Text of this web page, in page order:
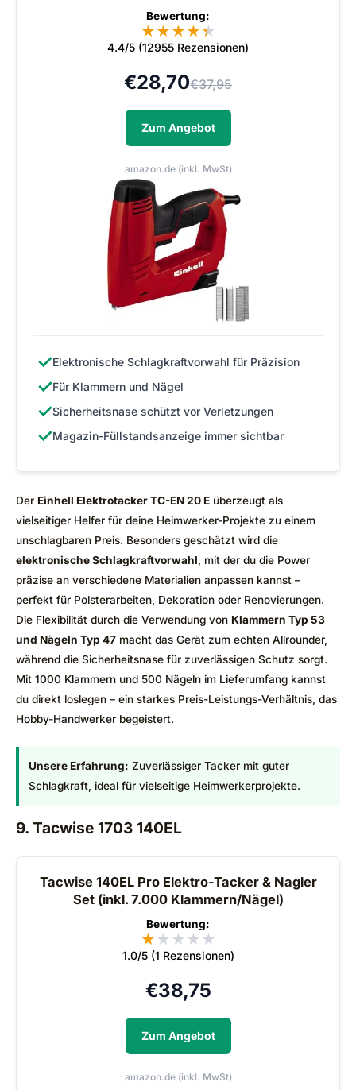
Bewertung:
★★★★★
★
4.4/5 (12955 Rezensionen)
€28,70€37,95
Zum Angebot
amazon.de (inkl. MwSt)
✓Elektronische Schlagkraftvorwahl für Präzision
✓Für Klammern und Nägel
✓Sicherheitsnase schützt vor Verletzungen
✓Magazin-Füllstandsanzeige immer sichtbar
Der Einhell Elektrotacker TC-EN 20 E überzeugt als
vielseitiger Helfer für deine Heimwerker-Projekte zu einem
unschlagbaren Preis. Besonders geschätzt wird die
elektronische Schlagkraftvorwahl , mit der du die Power
präzise an verschiedene Materialien anpassen kannst –
perfekt für Polsterarbeiten, Dekoration oder Renovierungen.
Die Flexibilität durch die Verwendung von Klammern Typ 53
und Nägeln Typ 47 macht das Gerät zum echten Allrounder,
während die Sicherheitsnase für zuverlässigen Schutz sorgt.
Mit 1000 Klammern und 500 Nägeln im Lieferumfang kannst
du direkt loslegen – ein starkes Preis-Leistungs-Verhältnis, das
Hobby-Handwerker begeistert.
Unsere Erfahrung: Zuverlässiger Tacker mit guter
Schlagkraft, ideal für vielseitige Heimwerkerprojekte.
9. Tacwise 1703 140EL
Tacwise 140EL Pro Elektro-Tacker & Nagler
Set (inkl. 7.000 Klammern/Nägel)
Bewertung:
★★ ★ ★ ★
1.0/5 (1 Rezensionen)
€38,75
Zum Angebot
amazon.de (inkl. MwSt)